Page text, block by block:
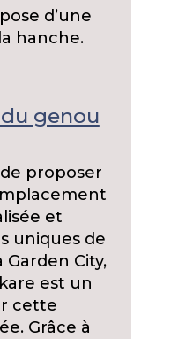
d’une
hanche.
genou
proposer
et
uniques de
City,
est un
cette
Grâce à